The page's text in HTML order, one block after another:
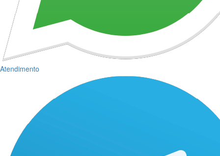
Atendimento